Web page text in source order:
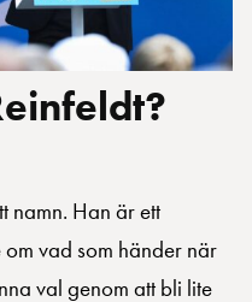
namn. Han är ett
om vad som händer när
val genom att bli lite